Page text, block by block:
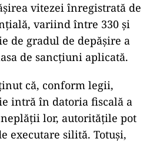
vitezei înregistrată de
variind între 330 și
de gradul de depășire a
de sancțiuni aplicată.
că, conform legii,
intră în datoria fiscală a
lor, autoritățile pot
executare silită. Totuși,